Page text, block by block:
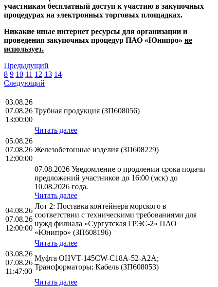
участникам бесплатный доступ к участию в закупочных
процедурах на электронных торговых площадках.
Никакие иные интернет ресурсы для организации и
проведения закупочных процедур ПАО «Юнипро» не
использует.
Предыдущий
8 9 10 11 12 13 14
Следующий
03.08.26
07.08.26
13:00:00
Трубная продукция (ЗП608056)
Читать далее
05.08.26
07.08.26
12:00:00
Железобетонные изделия (ЗП608229)
07.08.2026 Уведомление о продлении срока подачи
предложений участников до 16:00 (мск) до
10.08.2026 года.
Читать далее
04.08.26
07.08.26
12:00:00
Лот 2: Поставка контейнера морского в
соответствии с техническими требованиями для
нужд филиала «Сургутская ГРЭС-2» ПАО
«Юнипро» (ЗП608196)
Читать далее
03.08.26
07.08.26
11:47:00
Муфта OHVT-145CW-C18A-52-A2A;
Трансформаторы; Кабель (ЗП608053)
Читать далее